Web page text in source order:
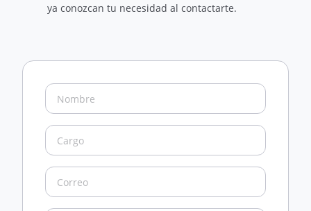
ya conozcan tu necesidad al contactarte.